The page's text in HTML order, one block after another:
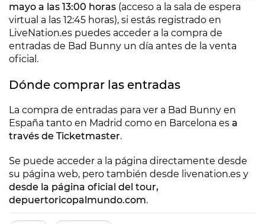
mayo a las 13:00 horas (acceso a la sala de espera
virtual a las 12:45 horas), si estás registrado en
LiveNation.es puedes acceder a la compra de
entradas de Bad Bunny un día antes de la venta
oficial.
Dónde comprar las entradas
La compra de entradas para ver a Bad Bunny en
España tanto en Madrid como en Barcelona es a
través de Ticketmaster.
Se puede acceder a la página directamente desde
su página web, pero también desde livenation.es y
desde la página oficial del tour,
depuertoricopalmundo.com.